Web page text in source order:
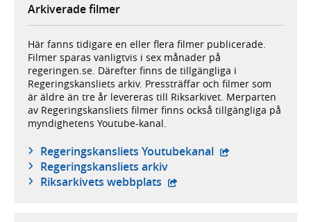
Arkiverade filmer
Här fanns tidigare en eller flera filmer publicerade.
Filmer sparas vanligtvis i sex månader på
regeringen.se. Därefter finns de tillgängliga i
Regeringskansliets arkiv. Pressträffar och filmer som
är äldre än tre år levereras till Riksarkivet. Merparten
av Regeringskansliets filmer finns också tillgängliga på
myndighetens Youtube-kanal.
Regeringskansliets Youtubekanal - extern
Regeringskansliets arkiv
Riksarkivets webbplats - extern webbplats,